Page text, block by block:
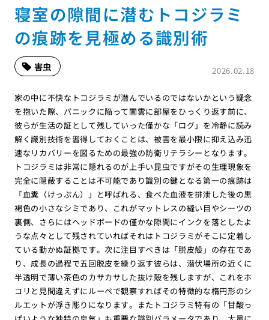
寝室の隙間に潜むトコジラミ
の痕跡を見極める識別術
2026.02.18
害虫
家の中に不快なトコジラミが潜んでいるのではないかという疑念
を抱いた際、パニックに陥って闇雲に部屋をひっくり返す前に、
彼らが生活の証として残していった僅かな「ログ」を冷静に読み
解く識別技術を習得しておくことは、被害を最小限に抑え込み迅
速なリカバリーを図るための最強の防衛リテラシーとなります。
トコジラミは非常に隠れるのが上手い昆虫ですがその生理現象を
完全に隠蔽することは不可能であり識別の鍵となる第一の痕跡は
「血糞（けっぷん）」と呼ばれる、食べた血液を排泄した後の黒
褐色の小さなシミであり、これがマットレスの縫い目やシーツの
裏側、さらにはヘッドボードの僅かな隙間にインクを落としたよ
うな点々として残されていればそれはトコジラミがそこに定着し
ている動かぬ証拠です。次に注目すべきは「脱皮殻」の存在であ
り、成長の過程で五回脱皮を繰り返す彼らは、潜伏場所の近くに
半透明で薄い茶色のカサカサした抜け殻を残しますが、これをホ
コリと見間違えずにルーペで観察すればその特徴的な楕円形のシ
ルエットが浮き彫りになります。またトコジラミ特有の「甘酸っ